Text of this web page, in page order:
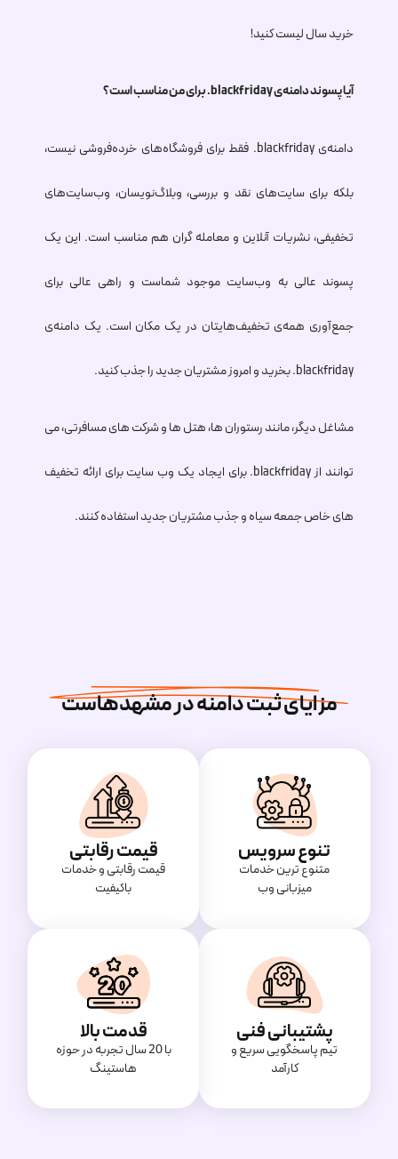
خرید سال لیست کنید!
آیا پسوند دامنه‌ی.blackfridayبرای من مناسب است؟
دامنه‌ی.blackfriday فقط برای فروشگاه‌های خرده‌فروشی نیست،
بلکه برای سایت‌های نقد و بررسی، وبلاگ‌نویسان، وب‌سایت‌های
تخفیفی، نشریات آنلاین و معامله گران هم مناسب است. این یک
پسوند عالی به وب‌سایت موجود شماست و راهی عالی برای
جمع‌آوری همه‌ی تخفیف‌هایتان در یک مکان است. یک دامنه‌ی
.blackfridayبخرید و امروز مشتریان جدید را جذب کنید.
مشاغل دیگر، مانند رستوران ها، هتل ها و شرکت های مسافرتی، می
توانند از.blackfridayبرای ایجاد یک وب سایت برای ارائه تخفیف
های خاص جمعه سیاه و جذب مشتریان جدید استفاده کنند.
مزایای ثبت دامنه در مشهدهاست
تنوع سرویس
متنوع ترین خدمات
میزبانی وب
قیمت رقابتی
قیمت‌ رقابتی و خدمات
باکیفیت
پشتیبانی فنی
تیم پاسخگویی سریع و
کارآمد
قدمت بالا
با 20 سال تجربه در حوزه
هاستینگ